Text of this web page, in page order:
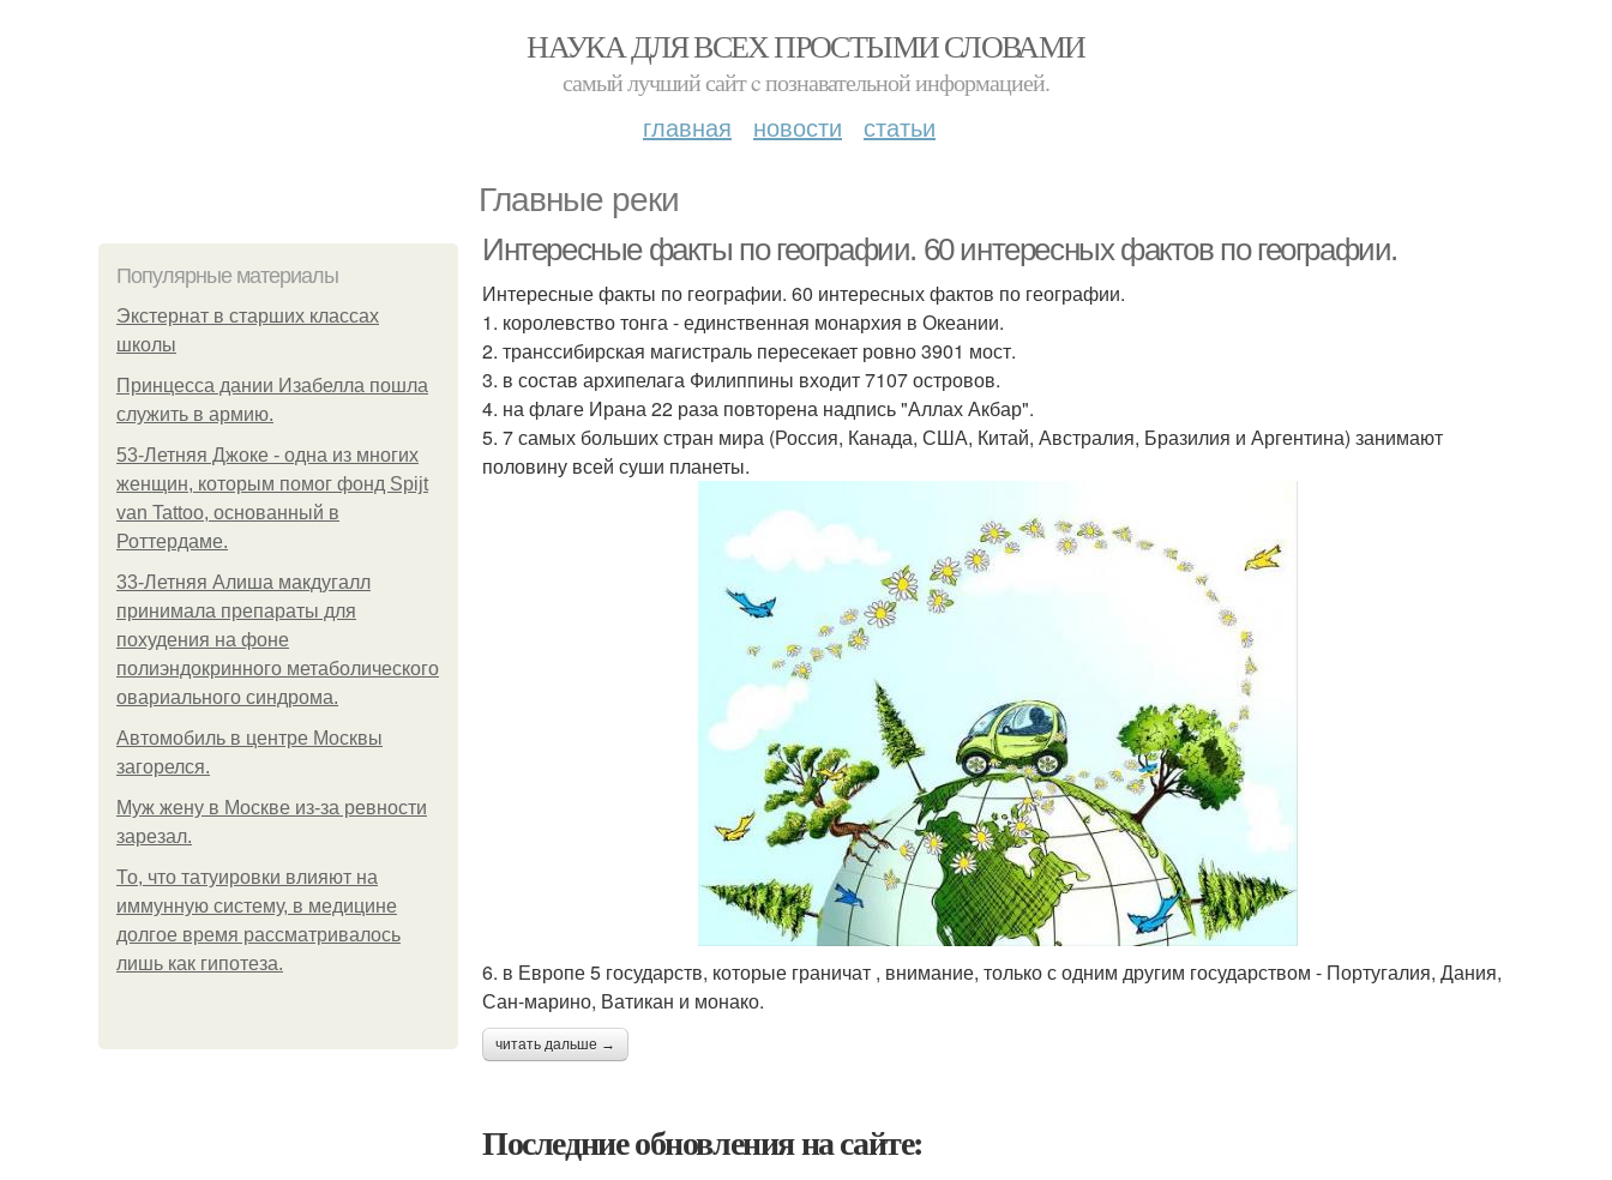
НАУКА ДЛЯ ВСЕХ ПРОСТЫМИ СЛОВАМИ
самый лучший сайт c познавательной информацией.
главная новости статьи
Главные реки
Популярные материалы
Экстернат в старших классах
школы
Принцесса дании Изабелла пошла
служить в армию.
53-Летняя Джоке - одна из многих
женщин, которым помог фонд Spijt
van Tattoo, основанный в
Роттердаме.
33-Летняя Алиша макдугалл
принимала препараты для
похудения на фоне
полиэндокринного метаболического
овариального синдрома.
Автомобиль в центре Москвы
загорелся.
Mуж жену в Москве из-за ревности
зарезал.
То, что татуировки влияют на
иммунную систему, в медицине
долгое время рассматривалось
лишь как гипотеза.
Интересные факты по географии. 60 интересных фактов по географии.
Интересные факты по географии. 60 интересных фактов по географии.
1. королевство тонга - единственная монархия в Океании.
2. транссибирская магистраль пересекает ровно 3901 мост.
3. в состав архипелага Филиппины входит 7107 островов.
4. на флаге Ирана 22 раза повторена надпись "Аллах Акбар".
5. 7 самых больших стран мира (Россия, Канада, США, Китай, Австралия, Бразилия и Аргентина) занимают
половину всей суши планеты.
6. в Европе 5 государств, которые граничат , внимание, только с одним другим государством - Португалия, Дания,
Сан-марино, Ватикан и монако.
читать дальше →
Последние обновления на сайте: